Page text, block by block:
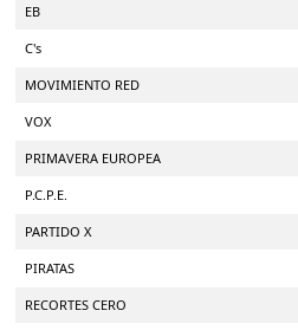
EB
C's
MOVIMIENTO RED
VOX
PRIMAVERA EUROPEA
P.C.P.E.
PARTIDO X
PIRATAS
RECORTES CERO